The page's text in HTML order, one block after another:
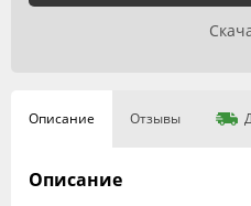
Описание Отзывы
Описание